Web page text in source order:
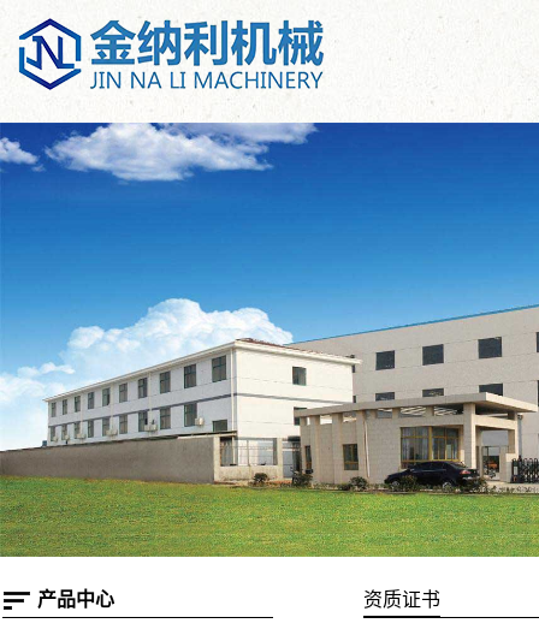
产品中心 资质证书